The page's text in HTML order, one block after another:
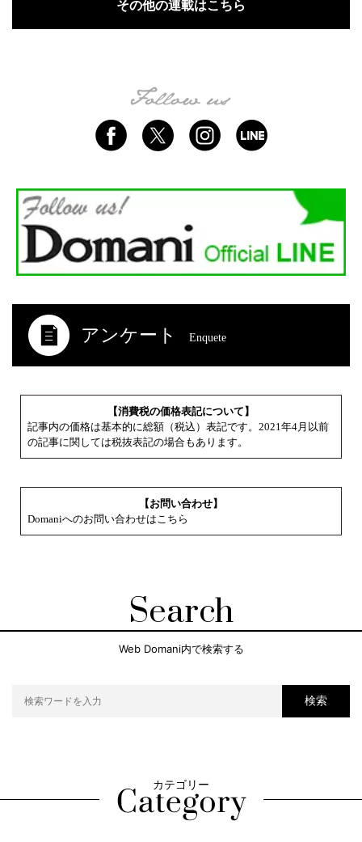
その他の連載はこちら
アンケート Enquete
【消費税の価格表記について】
記事内の価格は基本的に総額（税込）表記です。2021年4月以前
の記事に関しては税抜表記の場合もあります。
【お問い合わせ】
Domaniへのお問い合わせはこちら
Search
Web Domani内で検索する
検索
カテゴリー